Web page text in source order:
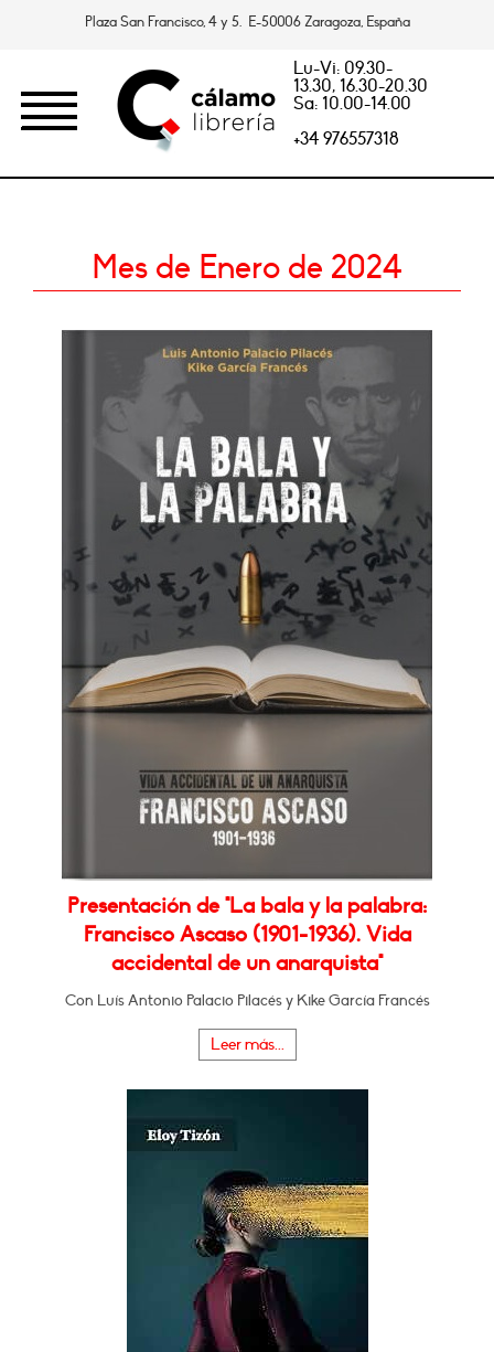
Plaza San Francisco, 4 y 5. E-50006 Zaragoza, España
Lu-Vi: 09.30-
13.30, 16.30-20.30
Sa: 10.00-14.00
+34 976557318
Mes de Enero de 2024
Presentación de "La bala y la palabra:
Francisco Ascaso (1901-1936). Vida
accidental de un anarquista"
Con Luís Antonio Palacio Pilacés y Kike García Francés
Leer más...